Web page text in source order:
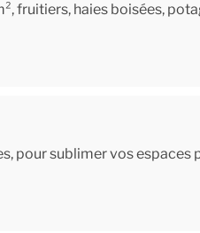
fruitiers, haies boisées,
pour sublimer vos espaces